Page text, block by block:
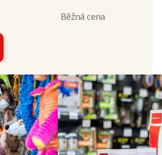
Běžná cena